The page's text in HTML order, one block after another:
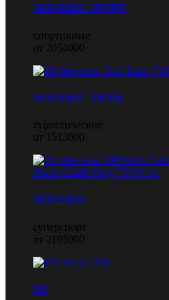
MAVERIC SPORT
спортивные
от 2054000
MAVERIC TRAIL
туристические
от 1513000
MAVERIC
суперспорт
от 2195000
DS